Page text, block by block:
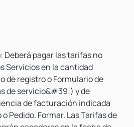
Deberá pagar las tarifas no
Servicios en la cantidad
de registro o Formulario de
de servicio&#39;) y de
de facturación indicada
Pedido. Formar. Las Tarifas de